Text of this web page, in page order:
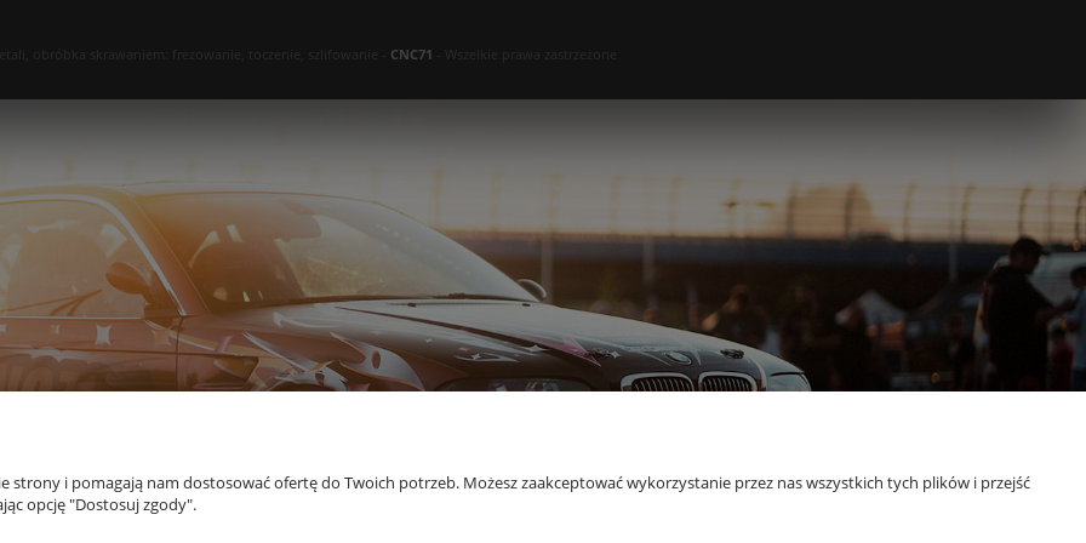
obróbka skrawaniem: frezowanie, toczenie, szlifowanie - CNC71 - Wszelkie prawa zastrzeżone
strony i pomagają nam dostosować ofertę do Twoich potrzeb. Możesz zaakceptować wykorzystanie przez nas wszystkich tych plików i przejść
opcję "Dostosuj zgody".